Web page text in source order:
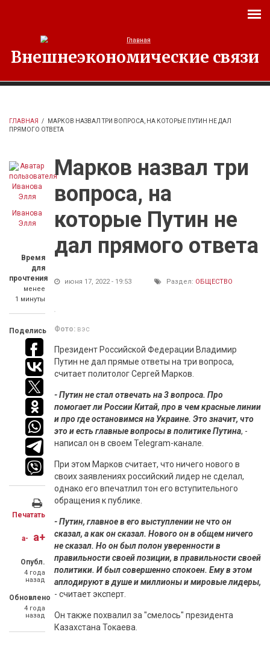
Внешнеэкономические связи
ГЛАВНАЯ /
МАРКОВ НАЗВАЛ ТРИ ВОПРОСА, НА КОТОРЫЕ ПУТИН НЕ ДАЛ
ПРЯМОГО ОТВЕТА
Иванова
Элля
Время
для
прочтения
менее
1 минуты
Поделись
Печатать
a- a+
Опубл.
4 года
назад
Обновлено
4 года
назад
Марков назвал три
вопроса, на
которые Путин не
дал прямого ответа
июня 17, 2022 - 19:53 Раздел: ОБЩЕСТВО
Фото: вэс
Президент Российской Федерации Владимир
Путин не дал прямые ответы на три вопроса,
считает политолог Сергей Марков.
- Путин не стал отвечать на 3 вопроса. Про
помогает ли России Китай, про в чем красные линии
и про где остановимся на Украине. Это значит, что
это и есть главные вопросы в политике Путина, -
написал он в своем Telegram-канале.
При этом Марков считает, что ничего нового в
своих заявлениях российский лидер не сделал,
однако его впечатлил тон его вступительного
обращения к публике.
- Путин, главное в его выступлении не что он
сказал, а как он сказал. Нового он в общем ничего
не сказал. Но он был полон уверенности в
правильности своей позиции, в правильности своей
политики. И был совершенно спокоен. Ему в этом
аплодируют в душе и миллионы и мировые лидеры,
- считает эксперт.
Он также похвалил за "смелось" президента
Казахстана Токаева.